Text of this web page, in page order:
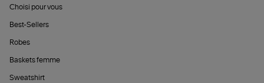
Choisi pour vous
Best-Sellers
Robes
Baskets femme
Sweatshirt